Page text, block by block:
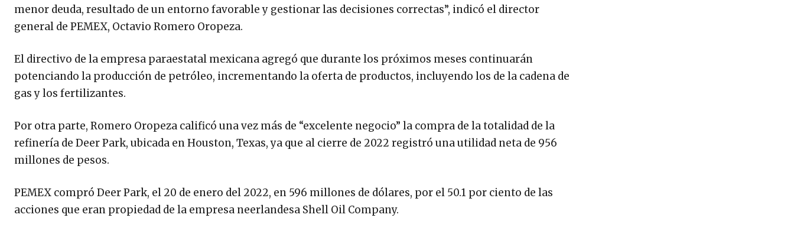
menor deuda, resultado de un entorno favorable y gestionar las decisiones correctas”, indicó el director
general de PEMEX, Octavio Romero Oropeza.
El directivo de la empresa paraestatal mexicana agregó que durante los próximos meses continuarán
potenciando la producción de petróleo, incrementando la oferta de productos, incluyendo los de la cadena de
gas y los fertilizantes.
Por otra parte, Romero Oropeza calificó una vez más de “excelente negocio” la compra de la totalidad de la
refinería de Deer Park, ubicada en Houston, Texas, ya que al cierre de 2022 registró una utilidad neta de 956
millones de pesos.
PEMEX compró Deer Park, el 20 de enero del 2022, en 596 millones de dólares, por el 50.1 por ciento de las
acciones que eran propiedad de la empresa neerlandesa Shell Oil Company.